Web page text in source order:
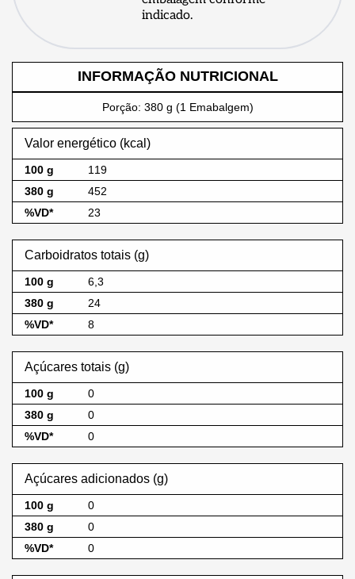
indicado.
INFORMAÇÃO NUTRICIONAL
Porção: 380 g (1 Emabalgem)
Valor energético (kcal)
119
452
23
Carboidratos totais (g)
6,3
24
8
Açúcares totais (g)
0
0
0
Açúcares adicionados (g)
0
0
0